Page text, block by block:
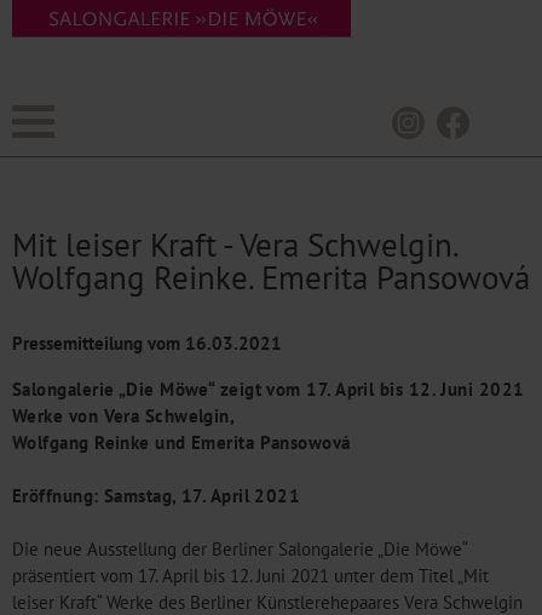
Mit leiser Kraft - Vera Schwelgin.
Wolfgang Reinke. Emerita Pansowová
Pressemitteilung vom 16.03.2021
Salongalerie „Die Möwe“ zeigt vom 17. April bis 12. Juni 2021
Werke von Vera Schwelgin,
Wolfgang Reinke und Emerita Pansowová
Eröffnung: Samstag, 17. April 2021
Die neue Ausstellung der Berliner Salongalerie „Die Möwe“
präsentiert vom 17. April bis 12. Juni 2021 unter dem Titel „Mit
leiser Kraft“ Werke des Berliner Künstlerehepaares Vera Schwelgin